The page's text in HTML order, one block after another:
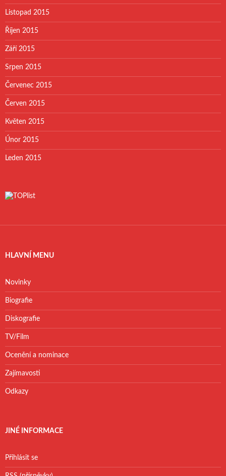
Listopad 2015
Říjen 2015
Září 2015
Srpen 2015
Červenec 2015
Červen 2015
Květen 2015
Únor 2015
Leden 2015
HLAVNÍ MENU
Novinky
Biografie
Diskografie
TV/Film
Ocenění a nominace
Zajímavosti
Odkazy
JINÉ INFORMACE
Přihlásit se